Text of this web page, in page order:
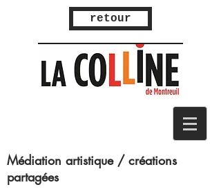
retour
Médiation artistique / créations
partagées